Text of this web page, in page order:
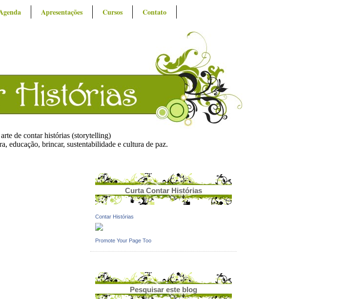
Apresentações Cursos Contato
de contar histórias (storytelling)
educação, brincar, sustentabilidade e cultura de paz.
Curta Contar Histórias
Contar Histórias
Promote Your Page Too
Pesquisar este blog